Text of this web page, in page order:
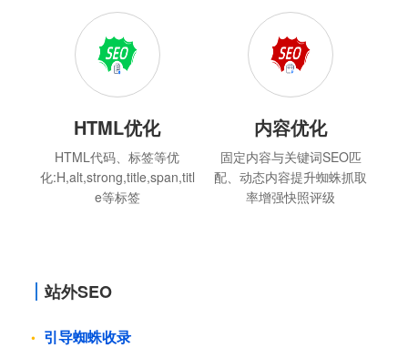
HTML优化
HTML代码、标签等优
化:H,alt,strong,title,span,titl
e等标签
内容优化
固定内容与关键词SEO匹
配、动态内容提升蜘蛛抓取
率增强快照评级
站外SEO
引导蜘蛛收录